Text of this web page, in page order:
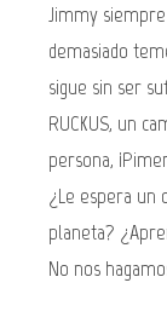
Jimmy
demasiado
sigue sin ser
RUCKUS, un
persona,
¿Le espera un
planeta?
No nos